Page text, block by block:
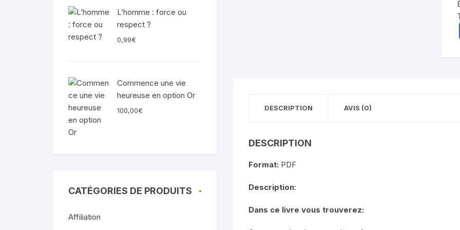
DESCRIPTION AVIS (0)
DESCRIPTION
Format: PDF
Description:
Dans ce livre vous trouverez:
L’homme : force ou
respect ?
0,99€
Commence une vie
heureuse en option Or
100,00€
CATÉGORIES DE PRODUITS
Affiliation